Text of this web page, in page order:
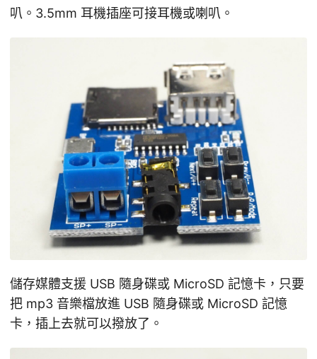
叭。3.5mm 耳機插座可接耳機或喇叭。
儲存媒體支援 USB 隨身碟或 MicroSD 記憶卡，只要
把 mp3 音樂檔放進 USB 隨身碟或 MicroSD 記憶
卡，插上去就可以撥放了。